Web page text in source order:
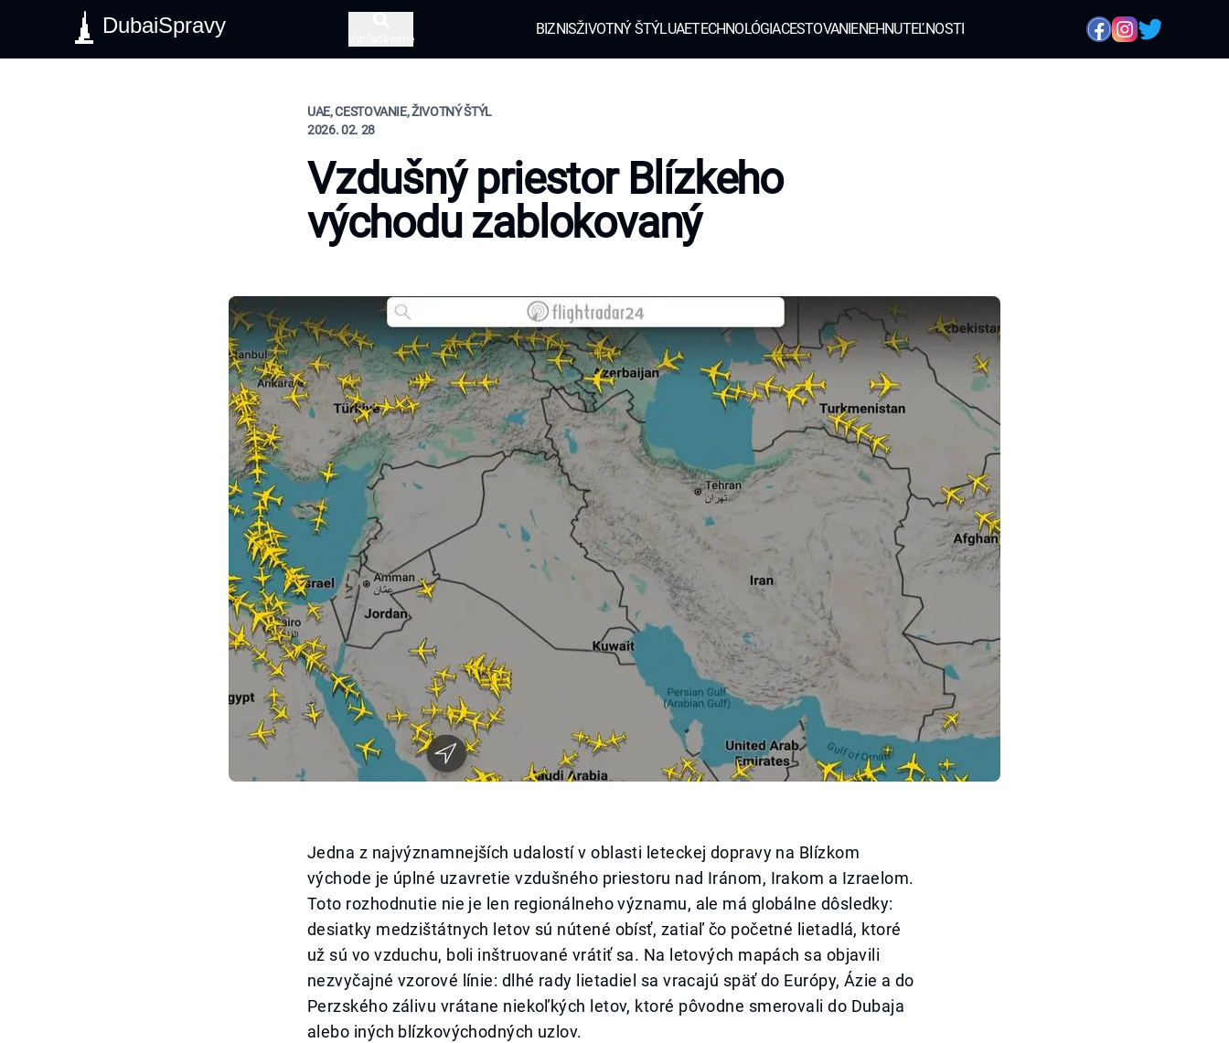
DubaiSpravy
Vyhľadávanie
BIZNISŽIVOTNÝ ŠTÝLUAETECHNOLÓGIACESTOVANIENEHNUTEĽNOSTI
UAE, CESTOVANIE, ŽIVOTNÝ ŠTÝL
2026. 02. 28
Vzdušný priestor Blízkeho
východu zablokovaný
Jedna z najvýznamnejších udalostí v oblasti leteckej dopravy na Blízkom
východe je úplné uzavretie vzdušného priestoru nad Iránom, Irakom a Izraelom.
Toto rozhodnutie nie je len regionálneho významu, ale má globálne dôsledky:
desiatky medzištátnych letov sú nútené obísť, zatiaľ čo početné lietadlá, ktoré
už sú vo vzduchu, boli inštruované vrátiť sa. Na letových mapách sa objavili
nezvyčajné vzorové línie: dlhé rady lietadiel sa vracajú späť do Európy, Ázie a do
Perzského zálivu vrátane niekoľkých letov, ktoré pôvodne smerovali do Dubaja
alebo iných blízkovýchodných uzlov.